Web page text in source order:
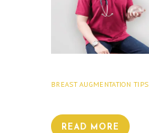
BREAST AUGMENTATION TIPS
READ MORE